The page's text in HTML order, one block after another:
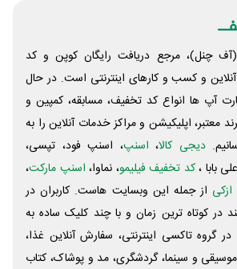
چنل)، مرجع دریافت رایگان کوپن و کد
و کسب و‌ کارهای اینترنتی است. در حال
آپ ها انواع کد تخفیف، مسابقه، کمپین و
معتبر، اپلیکیشن و مراکز خدمات آنلاین را به
دیجی کالا، اسنپ، اسنپ فود، تپسی،
بابا ،کد تخفیف فیلیمو، نماوا، اسنپ مارکت،
ازکی از جمله این وبسایت ‌هاست. کاربران در
در کوتاه ترین زمان و با چند کلیک ساده به
گروه تاکسی اینترنتی، سفارش آنلاین غذا،
موسیقی و سینما، گردشگری، مد و پوشاک، کتاب